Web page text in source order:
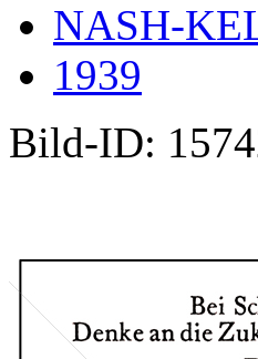
NASH-
1939
Bild-ID: